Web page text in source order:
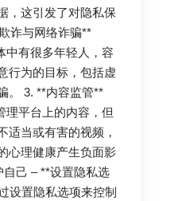
，这引发了对隐私保
诈与网络诈骗**
中有很多年轻人，容
行为的目标，包括虚
。 3. **内容监管**
理平台上的内容，但
适当或有害的视频，
心理健康产生负面影
自己 – **设置隐私选
设置隐私选项来控制